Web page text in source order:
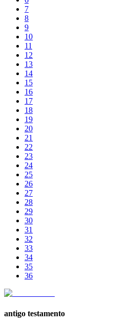
7
8
9
10
11
12
13
14
15
16
17
18
19
20
21
22
23
24
25
26
27
28
29
30
31
32
33
34
35
36
antigo testamento